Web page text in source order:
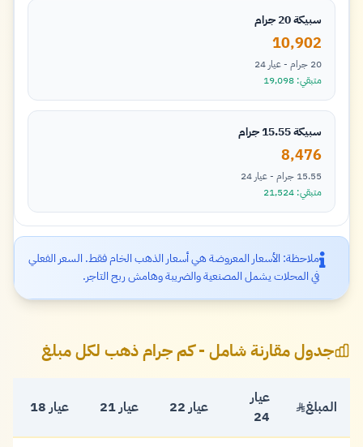
سبيكة 20 جرام
10,902
20 جرام - عيار 24
متبقي: 19,098
سبيكة 15.55 جرام
8,476
15.55 جرام - عيار 24
متبقي: 21,524
ملاحظة: الأسعار المعروضة هي أسعار الذهب الخام فقط. السعر الفعلي
في المحلات يشمل المصنعية والضريبة وهامش ربح التاجر.
جدول مقارنة شامل - كم جرام ذهب لكل مبلغ
المبلغ
عيار
24
عيار 22 عيار 21 عيار 18